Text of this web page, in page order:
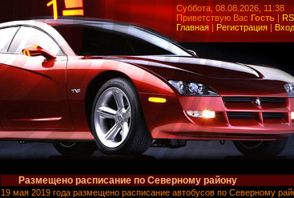
Суббота, 08.08.2026, 11:38
Приветствую Вас Гость |
Главная | Регистрация | Вход
Размещено расписание по Северному району
19 мая 2019 года размещено расписание автобусов по Северному